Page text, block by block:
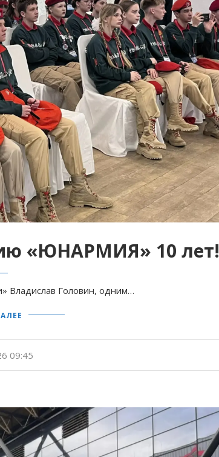
«ЮНАРМИЯ» 10 лет!
Владислав Головин, одним…
09:45